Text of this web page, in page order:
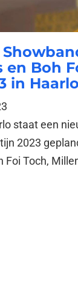
en Boh
in Haarlo
staat een
2023
Foi Toch,